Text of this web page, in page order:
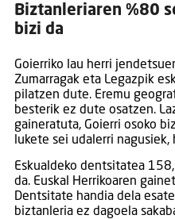
Biztanleriaren %80
bizi da
Goierriko lau herri
Zumarragak eta Legazpik
pilatzen dute. Eremu
besterik ez dute osatzen.
gaineratuta, Goierri osoko
lukete sei udalerri nagusiek,
Eskualdeko dentsitatea
da. Euskal Herrikoaren
Dentsitate handia dela
biztanleria ez dagoela